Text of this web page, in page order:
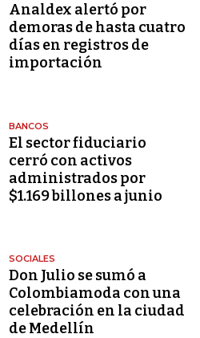
Analdex alertó por
demoras de hasta cuatro
días en registros de
importación
BANCOS
El sector fiduciario
cerró con activos
administrados por
$1.169 billones a junio
SOCIALES
Don Julio se sumó a
Colombiamoda con una
celebración en la ciudad
de Medellín